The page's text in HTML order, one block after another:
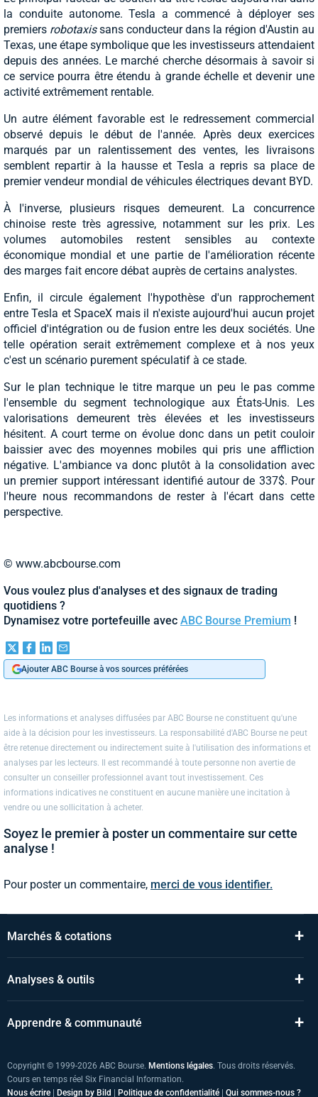
la conduite autonome. Tesla a commencé à déployer ses
premiers robotaxissans conducteur dans la région d'Austin au
Texas, une étape symbolique que les investisseurs attendaient
depuis des années. Le marché cherche désormais à savoir si
ce service pourra être étendu à grande échelle et devenir une
activité extrêmement rentable.
Un autre élément favorable est le redressement commercial
observé depuis le début de l'année. Après deux exercices
marqués par un ralentissement des ventes, les livraisons
semblent repartir à la hausse et Tesla a repris sa place de
premier vendeur mondial de véhicules électriques devant BYD.
À l'inverse, plusieurs risques demeurent. La concurrence
chinoise reste très agressive, notamment sur les prix. Les
volumes automobiles restent sensibles au contexte
économique mondial et une partie de l'amélioration récente
des marges fait encore débat auprès de certains analystes.
Enfin, il circule également l'hypothèse d'un rapprochement
entre Tesla et SpaceX mais il n'existe aujourd'hui aucun projet
officiel d'intégration ou de fusion entre les deux sociétés. Une
telle opération serait extrêmement complexe et à nos yeux
c'est un scénario purement spéculatif à ce stade.
Sur le plan technique le titre marque un peu le pas comme
l'ensemble du segment technologique aux États-Unis. Les
valorisations demeurent très élevées et les investisseurs
hésitent. A court terme on évolue donc dans un petit couloir
baissier avec des moyennes mobiles qui pris une affliction
négative. L'ambiance va donc plutôt à la consolidation avec
un premier support intéressant identifié autour de 337$. Pour
l'heure nous recommandons de rester à l'écart dans cette
perspective.
© www.abcbourse.com
Vous voulez plus d'analyses et des signaux de trading
quotidiens ?
Dynamisez votre portefeuille avec ABC Bourse Premium !
Ajouter ABC Bourse à vos sources préférées
Les informations et analyses diffusées par ABC Bourse ne constituent qu'une
aide à la décision pour les investisseurs. La responsabilité d'ABC Bourse ne peut
être retenue directement ou indirectement suite à l'utilisation des informations et
analyses par les lecteurs. Il est recommandé à toute personne non avertie de
consulter un conseiller professionnel avant tout investissement. Ces
informations indicatives ne constituent en aucune manière une incitation à
vendre ou une sollicitation à acheter.
Soyez le premier à poster un commentaire sur cette
analyse !
Pour poster un commentaire, merci de vous identifier.
Marchés & cotations +
Analyses & outils +
Apprendre & communauté +
Copyright © 1999-2026 ABC Bourse. Mentions légales. Tous droits réservés.
Cours en temps réel Six Financial Information.
Nous écrire
Design by Bild Politique de confidentialité Qui sommes-nous ?